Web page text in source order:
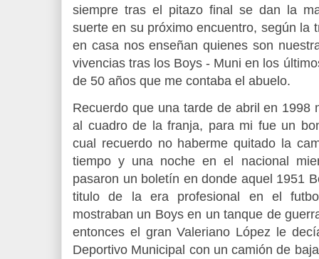
siempre tras el pitazo final se dan la
suerte en su próximo encuentro, según la
en casa nos enseñan quienes son
vivencias tras los Boys - Muni en los
de 50 años que me contaba el abuelo.
Recuerdo que una tarde de abril en 1998
al cuadro de la franja, para mi fue un
cual recuerdo no haberme quitado la
tiempo y una noche en el nacional
pasaron un boletín en donde aquel 1951
titulo de la era profesional en el
mostraban un Boys en un tanque de
entonces el gran Valeriano López le
Deportivo Municipal con un camión de